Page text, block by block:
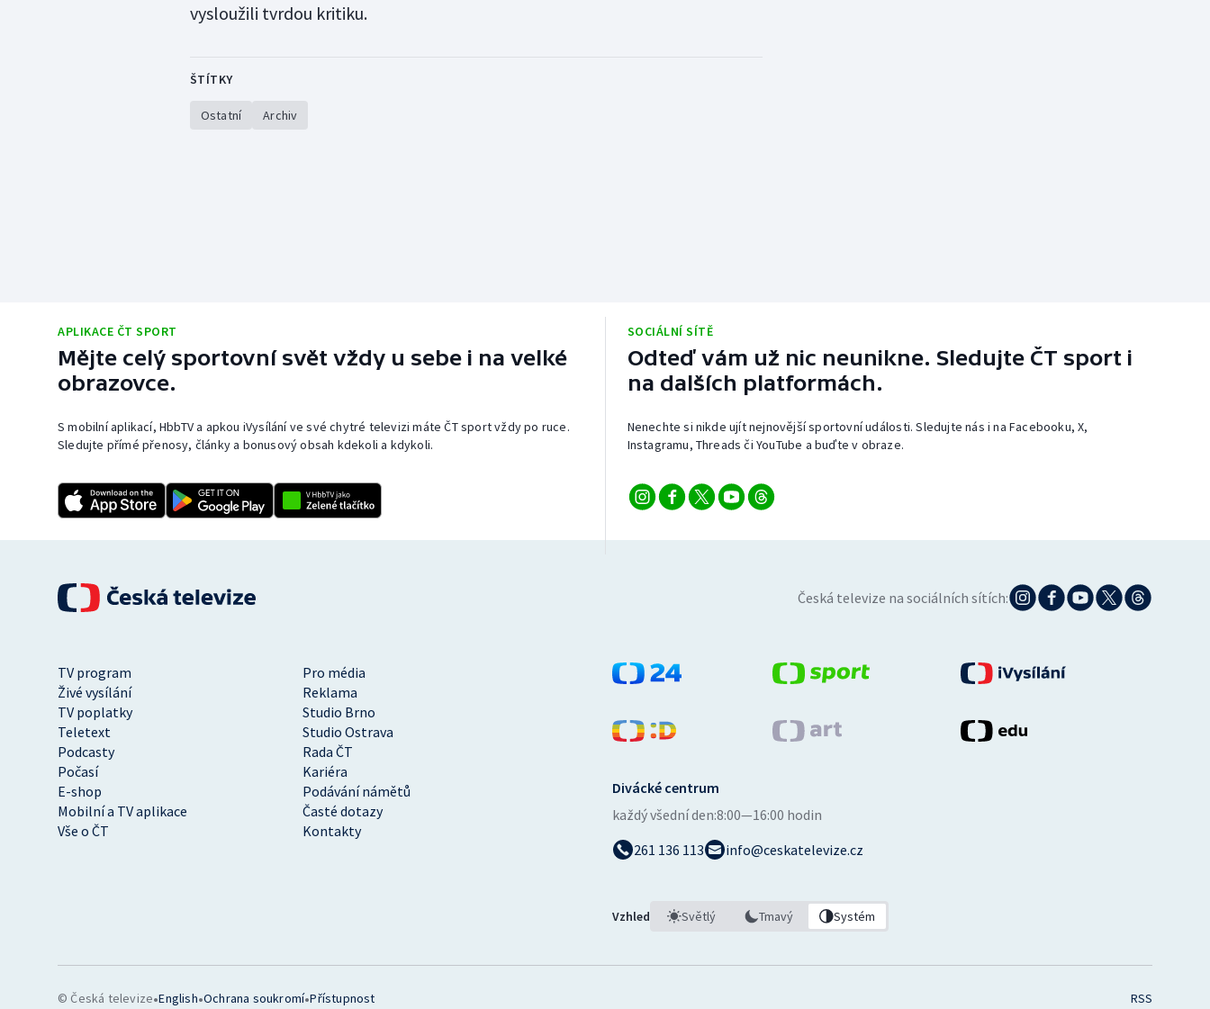
vysloužili tvrdou kritiku.
ŠTÍTKY
Ostatní Archiv
APLIKACE ČT SPORT
Mějte celý sportovní svět vždy u sebe i na velké
obrazovce.
S mobilní aplikací, HbbTV a apkou iVysílání ve své chytré televizi máte ČT sport vždy po ruce.
Sledujte přímé přenosy, články a bonusový obsah kdekoli a kdykoli.
SOCIÁLNÍ SÍTĚ
Odteď vám už nic neunikne. Sledujte ČT sport i
na dalších platformách.
Nenechte si nikde ujít nejnovější sportovní události. Sledujte nás i na Facebooku, X,
Instagramu, Threads či YouTube a buďte v obraze.
Česká televize na sociálních sítích:
TV program
Pro média
Živé vysílání
Reklama
TV poplatky
Studio Brno
Teletext
Studio Ostrava
Podcasty
Rada ČT
Počasí
Kariéra
E-shop
Podávání námětů
Mobilní a TV aplikace
Časté dotazy
Vše o ČT
Kontakty
Divácké centrum
každý všední den:8:00—16:00 hodin
261 136 113
info@ceskatelevize.cz
Vzhled Světlý Tmavý Systém
© Česká televize•English•Ochrana soukromí•Přístupnost RSS